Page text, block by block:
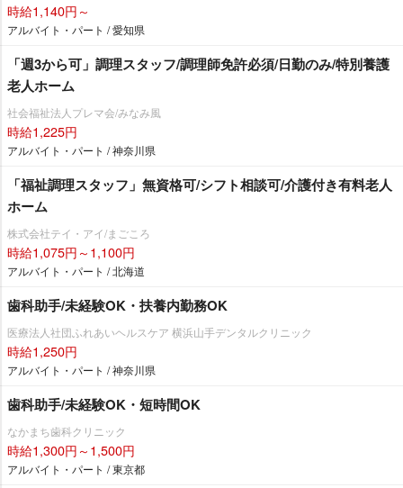
時給1,140円～
アルバイト・パート / 愛知県
「週3から可」調理スタッフ/調理師免許必須/日勤のみ/特別養護
老人ホーム
社会福祉法人プレマ会/みなみ風
時給1,225円
アルバイト・パート / 神奈川県
「福祉調理スタッフ」無資格可/シフト相談可/介護付き有料老人
ホーム
株式会社テイ・アイ/まごころ
時給1,075円～1,100円
アルバイト・パート / 北海道
歯科助手/未経験OK・扶養内勤務OK
医療法人社団ふれあいヘルスケア 横浜山手デンタルクリニック
時給1,250円
アルバイト・パート / 神奈川県
歯科助手/未経験OK・短時間OK
なかまち歯科クリニック
時給1,300円～1,500円
アルバイト・パート / 東京都